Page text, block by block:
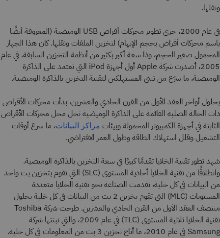
ونقلها.
في عام 2000، جرى تطوير محركات أقراص USB الوميضية (المعروفة أيضًا
باسم محركات أقراص بحجم الإبهام) لتخزين الملفات ونقلها. كان هذا الجهاز
المحمول صغير الحجم، وذا سعة أكبر بكثير من أنظمة التخزين السابقة. في عام
2005، أصدرت شركة Apple أول أجهزة iPod التي تعتمد على الذاكرة
الوميضية، ما سرّع من تبني المستهلكين لتقنية التخزين بالذاكرة الوميضية.
بحلول أواخر العقد الأول من القرن الحادي والعشرين، بدأت محركات الأقراص
ذات الحالة الصلبة القائمة على الذاكرة الوميضية تحل محل محركات الأقراص
الثابتة في أجهزة الكمبيوتر المحمولة وبيئات مراكز البيانات، ما سرع أوقات
التشغيل وقلل استهلاك الطاقة وطول العمر الافتراضي.
شهد تطور تقنية الخلايا تقدمًا كبيرًا في سعة التخزين بالذاكرة الوميضية.
وانطلاقًا من تقنية الخلايا أحادية المستوى (SLC) التي تقوم بتخزين بت واحد
من البيانات في كل خلية، تقدمت الصناعة نحو تقنية الخلايا متعددة
المستويات (MLC) التي تقوم بخزين 2 بت من البيانات في كل خلية بحلول
منتصف العقد الأول من القرن الحادي والعشرين. طرحت شركة Toshiba
تقنية الخلايا ثلاثية المستوى (TLC) في عام 2009، والتي تبنتها شركة
Samsung في عام 2010، ما أتاح تخزين 3 بت من المعلومات في كل خلية.